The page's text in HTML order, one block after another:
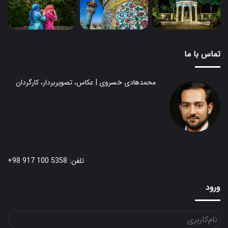
تماس با ما
محمدهادی خسروی | عکاس، تصویربردار، کارگردان
تلفن: 5358 100 917 98+
ورود